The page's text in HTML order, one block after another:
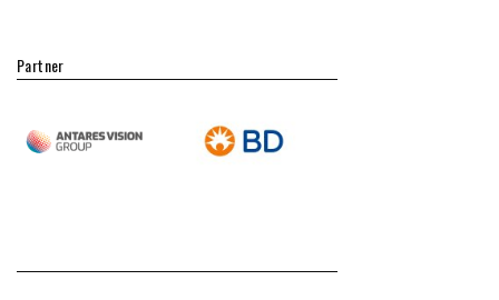
Partner